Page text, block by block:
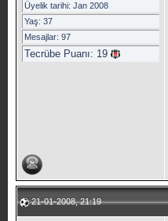
Üyelik tarihi: Jan 2008
Yaş: 37
Mesajlar: 97
Tecrübe Puanı: 19
21-01-2008, 21:19